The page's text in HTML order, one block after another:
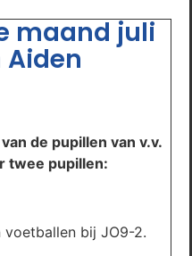
maand juli
Aiden
de pupillen van v.v.
twee pupillen:
bij JO9-2.